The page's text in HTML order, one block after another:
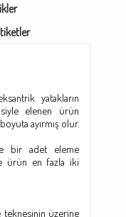
yatakların
elenen ürün
ayırmış olur.
bir adet eleme
ürün en fazla iki
teknesinin üzerine